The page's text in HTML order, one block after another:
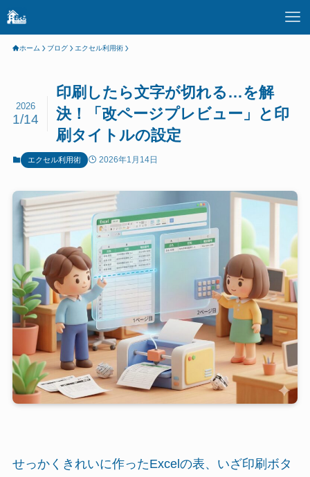
ホーム ブログ エクセル利用術
印刷したら文字が切れる…を解
決！「改ページプレビュー」と印
刷タイトルの設定
2026
1/14
エクセル利用術 2026年1月14日
せっかくきれいに作ったExcelの表、いざ印刷ボタ